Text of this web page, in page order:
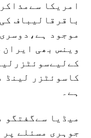
امریکا
باقرقالیباف
موجود
وینس بھی
کاسوئٹزر لینڈ
ہے۔
میڈیا سےگفتگو
جوہری مسئلے